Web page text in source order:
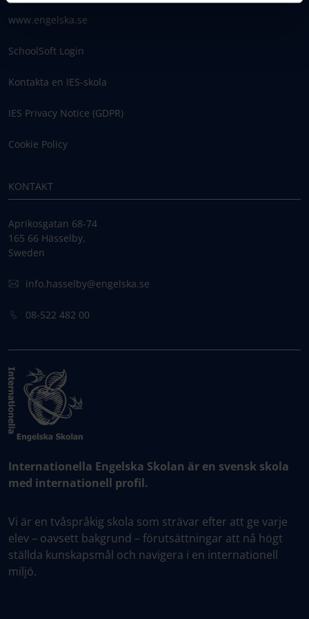
www.engelska.se
SchoolSoft Login
Kontakta en IES-skola
IES Privacy Notice (GDPR)
Cookie Policy
KONTAKT
Aprikosgatan 68-74
165 66 Hässelby,
Sweden
info.hasselby@engelska.se
08-522 482 00
Internationella Engelska Skolan är en svensk skola
med internationell profil.
Vi är en tvåspråkig skola som strävar efter att ge varje
elev – oavsett bakgrund – förutsättningar att nå högt
ställda kunskapsmål och navigera i en internationell
miljö.